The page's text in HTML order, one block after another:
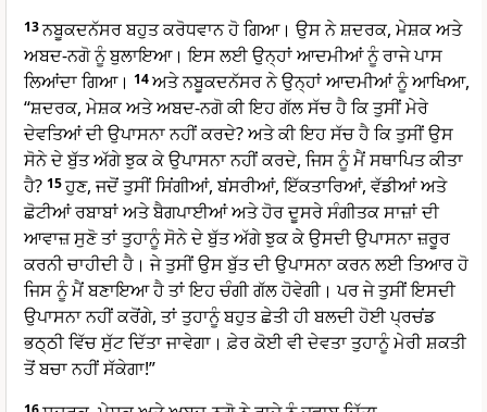
13ਨਬੂਕਦਨੱਸਰ ਬਹੁਤ ਕਰੋਧਵਾਨ ਹੋ ਗਿਆ। ਉਸ ਨੇ ਸ਼ਦਰਕ, ਮੇਸ਼ਕ ਅਤੇ
ਅਬਦ-ਨਗੋ ਨੂੰ ਬੁਲਾਇਆ। ਇਸ ਲਈ ਉਨ੍ਹਾਂ ਆਦਮੀਆਂ ਨੂੰ ਰਾਜੇ ਪਾਸ
ਲਿਆਂਦਾ ਗਿਆ। 14ਅਤੇ ਨਬੂਕਦਨੱਸਰ ਨੇ ਉਨ੍ਹਾਂ ਆਦਮੀਆਂ ਨੂੰ ਆਖਿਆ,
“ਸ਼ਦਰਕ, ਮੇਸ਼ਕ ਅਤੇ ਅਬਦ-ਨਗੋ ਕੀ ਇਹ ਗੱਲ ਸੱਚ ਹੈ ਕਿ ਤੁਸੀਂ ਮੇਰੇ
ਦੇਵਤਿਆਂ ਦੀ ਉਪਾਸਨਾ ਨਹੀਂ ਕਰਦੇ? ਅਤੇ ਕੀ ਇਹ ਸੱਚ ਹੈ ਕਿ ਤੁਸੀਂ ਉਸ
ਸੋਨੇ ਦੇ ਬੁੱਤ ਅੱਗੇ ਝੁਕ ਕੇ ਉਪਾਸਨਾ ਨਹੀਂ ਕਰਦੇ, ਜਿਸ ਨੂੰ ਮੈਂ ਸਥਾਪਿਤ ਕੀਤਾ
ਹੈ? 15ਹੁਣ, ਜਦੋਂ ਤੁਸੀਂ ਸਿਂਗੀਆਂ, ਬਂਸਰੀਆਂ, ਇੱਕਤਾਰਿਆਂ, ਵੱਡੀਆਂ ਅਤੇ
ਛੋਟੀਆਂ ਰਬਾਬਾਂ ਅਤੇ ਬੈਗਪਾਈਆਂ ਅਤੇ ਹੋਰ ਦੂਸਰੇ ਸੰਗੀਤਕ ਸਾਜ਼ਾਂ ਦੀ
ਆਵਾਜ਼ ਸੁਣੋ ਤਾਂ ਤੁਹਾਨੂੰ ਸੋਨੇ ਦੇ ਬੁੱਤ ਅੱਗੇ ਝੁਕ ਕੇ ਉਸਦੀ ਉਪਾਸਨਾ ਜ਼ਰੂਰ
ਕਰਨੀ ਚਾਹੀਦੀ ਹੈ। ਜੇ ਤੁਸੀਂ ਉਸ ਬੁੱਤ ਦੀ ਉਪਾਸਨਾ ਕਰਨ ਲਈ ਤਿਆਰ ਹੋ
ਜਿਸ ਨੂੰ ਮੈਂ ਬਣਾਇਆ ਹੈ ਤਾਂ ਇਹ ਚੰਗੀ ਗੱਲ ਹੋਵੇਗੀ। ਪਰ ਜੇ ਤੁਸੀਂ ਇਸਦੀ
ਉਪਾਸਨਾ ਨਹੀਂ ਕਰੋਂਗੇ, ਤਾਂ ਤੁਹਾਨੂੰ ਬਹੁਤ ਛੇਤੀ ਹੀ ਬਲਦੀ ਹੋਈ ਪ੍ਰਚਂਡ
ਭਠ੍ਠੀ ਵਿੱਚ ਸੁੱਟ ਦਿੱਤਾ ਜਾਵੇਗਾ। ਫ਼ੇਰ ਕੋਈ ਵੀ ਦੇਵਤਾ ਤੁਹਾਨੂੰ ਮੇਰੀ ਸ਼ਕਤੀ
ਤੋਂ ਬਚਾ ਨਹੀਂ ਸੱਕੇਗਾ!”